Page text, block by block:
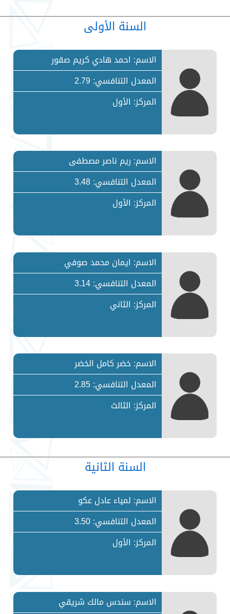
السنة الأولى
الاسم: احمد هادي كريم صقور
المعدل التنافسي: 2.79
المركز: الأول
الاسم: ريم ناصر مصطفى
المعدل التنافسي: 3.48
المركز: الأول
الاسم: ايمان محمد صوفي
المعدل التنافسي: 3.14
المركز: الثاني
الاسم: خضر كامل الخضر
المعدل التنافسي: 2.85
المركز: الثالث
السنة الثانية
الاسم: لمياء عادل عكو
المعدل التنافسي: 3.50
المركز: الأول
الاسم: سندس مالك شريقي